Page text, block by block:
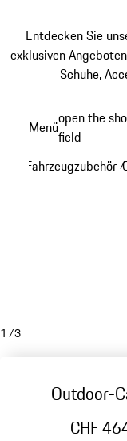
Entdecken Sie
exklusiven
Schuhe,
Hauptinhalt
Menüopen the
field
Fahrzeugzubehör /
1 /3
Outdoor-
CHF